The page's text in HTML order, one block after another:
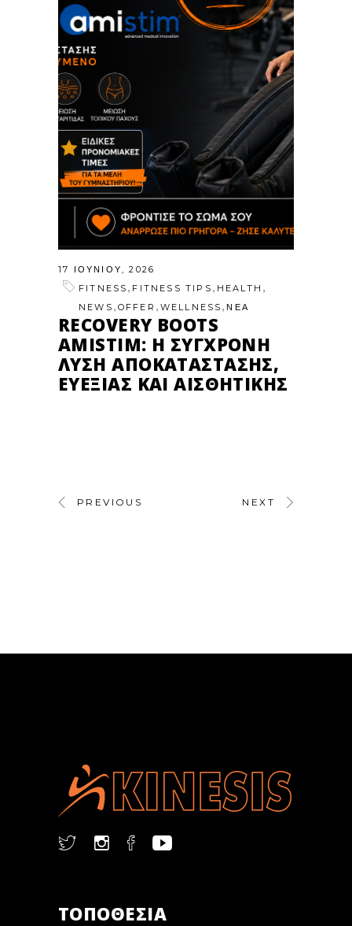
17 ΙΟΥΝΊΟΥ, 2026
FITNESS , FITNESS TIPS , HEALTH ,
NEWS , OFFER , WELLNESS ,ΝΕΑ
RECOVERY BOOTS
AMISTIM: Η ΣΎΓΧΡΟΝΗ
ΛΎΣΗ ΑΠΟΚΑΤΆΣΤΑΣΗΣ,
ΕΥΕΞΊΑΣ ΚΑΙ ΑΙΣΘΗΤΙΚΉΣ
PREVIOUS NEXT
ΤΟΠΟΘΕΣΙΑ